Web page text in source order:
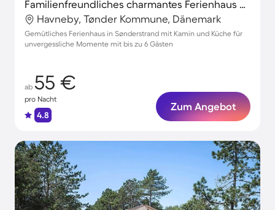
Familienfreundliches charmantes Ferienhaus mit Terrasse und Grill
Havneby, Tønder Kommune, Dänemark
Gemütliches Ferienhaus in Sønderstrand mit Kamin und Küche für
unvergessliche Momente mit bis zu 6 Gästen
ab 55 €
pro Nacht
4.8
Zum Angebot